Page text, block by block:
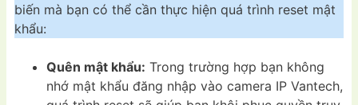
biến mà bạn có thể cần thực hiện quá trình reset mật
khẩu:
Quên mật khẩu: Trong trường hợp bạn không
nhớ mật khẩu đăng nhập vào camera IP Vantech,